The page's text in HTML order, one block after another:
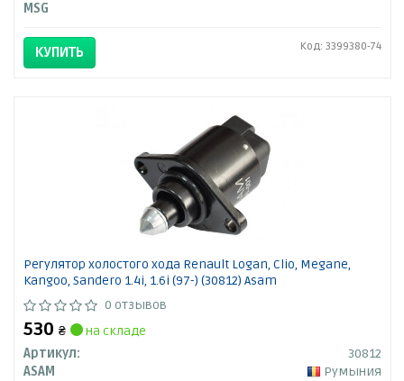
MSG
КУПИТЬ Код: 3399380-74
Регулятор холостого хода Renault Logan, Clio, Megane,
Kangoo, Sandero 1.4i, 1.6i (97-) (30812) Asam
0 отзывов
530 ₴
на складе
Артикул:
30812
ASAM
Румыния